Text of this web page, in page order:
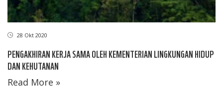
28 Okt 2020
PENGAKHIRAN KERJA SAMA OLEH KEMENTERIAN LINGKUNGAN HIDUP
DAN KEHUTANAN
Read More »